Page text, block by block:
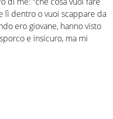
lì dentro o vuoi scappare da
ero giovane, hanno visto
e insicuro, ma mi